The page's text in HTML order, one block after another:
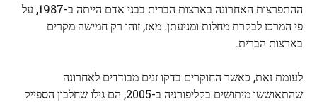
ההתפרצות האחרונה בארצות הברית בבני אדם הייתה ב-1987, על
פי המרכז לבקרת מחלות ומניעתן. מאז, זוהו רק חמישה מקרים
בארצות הברית.
לעומת זאת, כאשר החוקרים בדקו זנים מבודדים לאחרונה
שהתאוששו מיתושים בקליפורניה ב-2005, הם גילו שחלבון הספייק